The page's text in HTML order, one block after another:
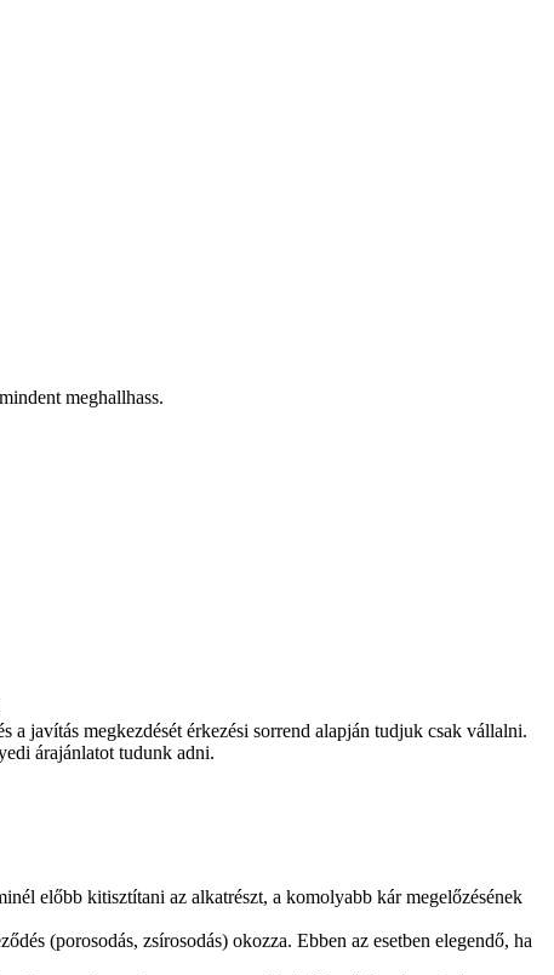
meghallhass.
javítás megkezdését érkezési sorrend alapján tudjuk csak vállalni.
árajánlatot tudunk adni.
előbb kitisztítani az alkatrészt, a komolyabb kár megelőzésének
(porosodás, zsírosodás) okozza. Ebben az esetben elegendő, ha